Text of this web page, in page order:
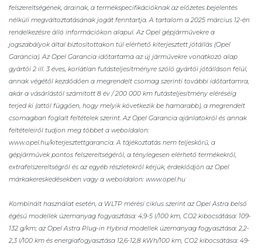
felszereltségének, árainak, a termékspecifikációknak az előzetes bejelentés
nélküli megváltoztatásának jogát fenntartja. A tartalom a 2025 március 12-én
rendelkezésre álló információkon alapul. Az Opel gépjárművekre a
jogszabályok által biztosítottakon túl elérhető kiterjesztett jótállás (Opel
Garancia). Az Opel Garancia időtartama az új járművekre vonatkozó alap
gyártói 2 ill. 3 éves, korlátlan futásteljesítményre szóló gyártói jótálláson felül,
annak végétől kezdődően a megrendelt csomag szerinti további időtartamra,
akár a vásárlástól számított 8 év / 200 000 km futásteljesítmény eléréséig
terjed ki (attól függően, hogy melyik következik be hamarabb), a megrendelt
csomagban foglalt feltételek szerint. Az Opel Garancia ajánlatokról és annak
feltételeiről tudjon meg többet a weboldalon:
www.opel.hu/kiterjesztettgarancia. A tájékoztatás nem teljeskörű, a
gépjárművek pontos felszereltségéről, a ténylegesen elérhető termékekről,
extrafelszereltségről és az egyéb részletekről kérjük, érdeklődjön az Opel
márkakereskedésekben vagy a weboldalon: www.opel.hu
Kombinált használat esetén, a WLTP mérési ciklus szerint az Opel Astra belső
égésű modellek üzemanyag fogyasztása: 4,9-5 l/100 km, CO2 kibocsátása: 109-
132 g/km; az Opel Astra Plug-in Hybrid modellek üzemanyag fogyasztása: 2,2-
2,3 l/100 km és energiafogyasztása 12,6-12,8 kWh/100 km, CO2 kibocsátása: 49-